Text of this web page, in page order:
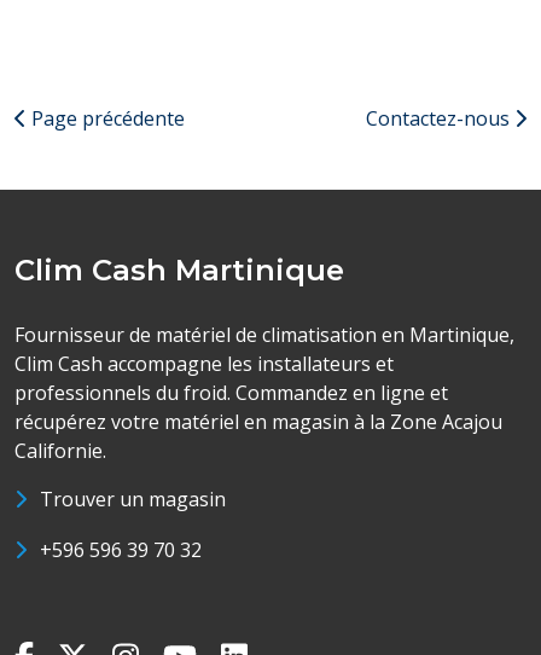
Page précédente Contactez-nous
Clim Cash Martinique
Fournisseur de matériel de climatisation en Martinique,
Clim Cash accompagne les installateurs et
professionnels du froid. Commandez en ligne et
récupérez votre matériel en magasin à la Zone Acajou
Californie.
Trouver un magasin
+596 596 39 70 32